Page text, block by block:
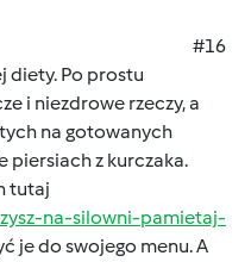
#16
diety. Po prostu
i niezdrowe rzeczy, a
na gotowanych
piersiach z kurczaka.
tutaj
na-silowni-pamietaj-
je do swojego menu. A